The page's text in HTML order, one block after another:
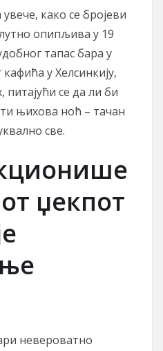
како се бројеви
опипљива у 19
тапас бара у
у Хелсинкију,
питајући се да ли би
њихова ноћ – тачан
све.
џекпот
невероватно